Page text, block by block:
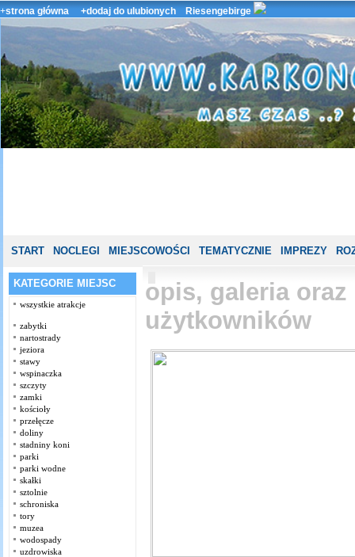
+strona główna +dodaj do ulubionych Riesengebirge
START NOCLEGI MIEJSCOWOŚCI TEMATYCZNIE IMPREZY
KATEGORIE MIEJSC
wszystkie atrakcje
zabytki
nartostrady
jeziora
stawy
wspinaczka
szczyty
zamki
kościoły
przełęcze
doliny
stadniny koni
parki
parki wodne
skałki
sztolnie
schroniska
tory
muzea
wodospady
uzdrowiska
opis, galeria oraz
użytkowników